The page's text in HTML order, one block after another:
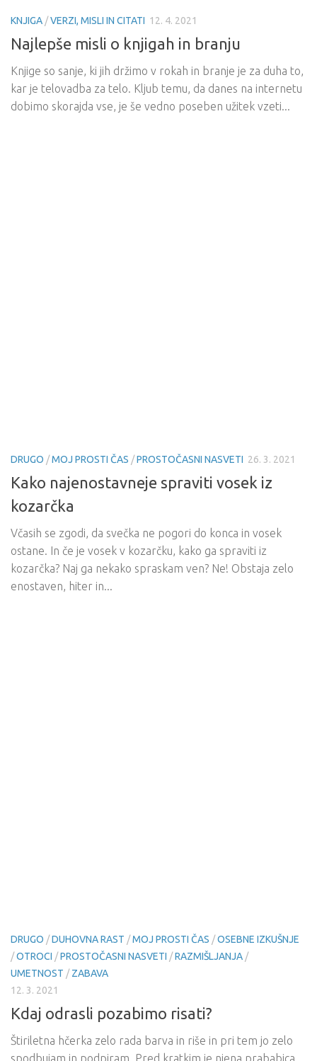
KNJIGA /VERZI, MISLI IN CITATI 12. 4. 2021
Najlepše misli o knjigah in branju
Knjige so sanje, ki jih držimo v rokah in branje je za duha to,
kar je telovadba za telo. Kljub temu, da danes na internetu
dobimo skorajda vse, je še vedno poseben užitek vzeti...
DRUGO /MOJ PROSTI ČAS /PROSTOČASNI NASVETI 26. 3. 2021
Kako najenostavneje spraviti vosek iz
kozarčka
Včasih se zgodi, da svečka ne pogori do konca in vosek
ostane. In če je vosek v kozarčku, kako ga spraviti iz
kozarčka? Naj ga nekako spraskam ven? Ne! Obstaja zelo
enostaven, hiter in...
DRUGO /DUHOVNA RAST /MOJ PROSTI ČAS /OSEBNE IZKUŠNJE
/OTROCI /PROSTOČASNI NASVETI /RAZMIŠLJANJA /
UMETNOST /ZABAVA
12. 3. 2021
Kdaj odrasli pozabimo risati?
Štiriletna hčerka zelo rada barva in riše in pri tem jo zelo
spodbujam in podpiram. Pred kratkim je njena prababica